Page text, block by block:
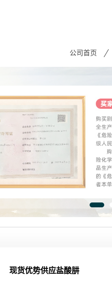
公司首页
现货优势供应盐酸肼